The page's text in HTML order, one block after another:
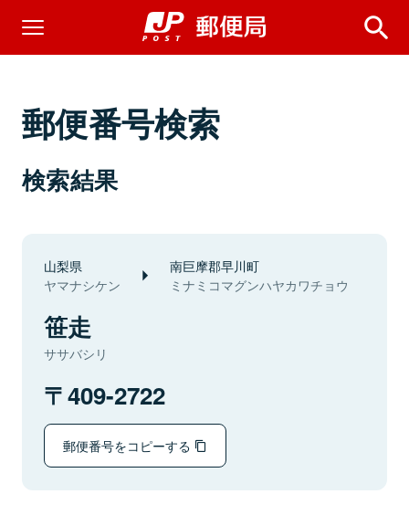
郵便番号検索
検索結果
山梨県
ヤマナシケン
南巨摩郡早川町
ミナミコマグンハヤカワチョウ
笹走
ササバシリ
409-2722
郵便番号をコピーする